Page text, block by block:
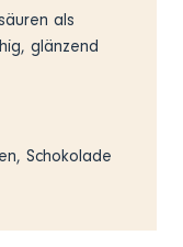
als
glänzend
Schokolade